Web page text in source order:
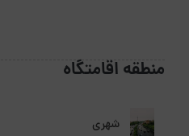
منطقه اقامتگاه
شهری